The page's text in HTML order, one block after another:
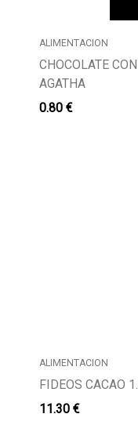
ALIMENTACION
CHOCOLATE
AGATHA
0.80 €
ALIMENTACION
FIDEOS CACAO
11.30 €
Buscador